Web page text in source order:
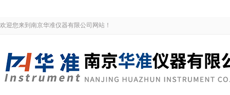
欢迎您来到南京华准仪器有限公司网站！